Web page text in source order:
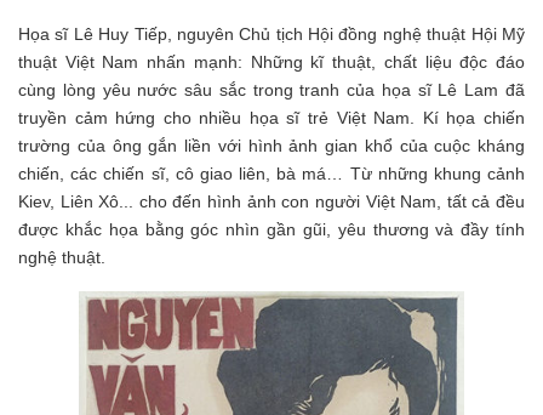
Họa sĩ Lê Huy Tiếp, nguyên Chủ tịch Hội đồng nghệ thuật Hội Mỹ
thuật Việt Nam nhấn mạnh: Những kĩ thuật, chất liệu độc đáo
cùng lòng yêu nước sâu sắc trong tranh của họa sĩ Lê Lam đã
truyền cảm hứng cho nhiều họa sĩ trẻ Việt Nam. Kí họa chiến
trường của ông gắn liền với hình ảnh gian khổ của cuộc kháng
chiến, các chiến sĩ, cô giao liên, bà má… Từ những khung cảnh
Kiev, Liên Xô... cho đến hình ảnh con người Việt Nam, tất cả đều
được khắc họa bằng góc nhìn gần gũi, yêu thương và đầy tính
nghệ thuật.